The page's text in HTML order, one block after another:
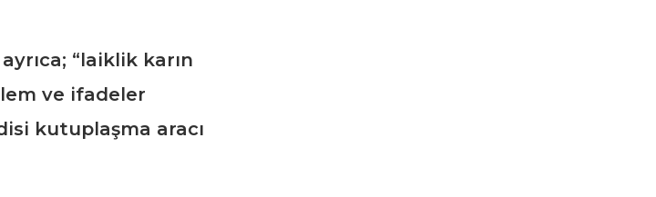
“laiklik karın
ve ifadeler
kutuplaşma aracı